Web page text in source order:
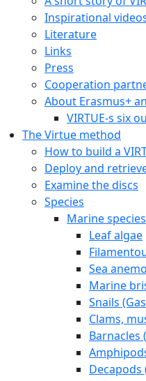
Inspirational
Literature
Links
Press
Cooperation
About Erasmus+
VIRTUE-s six
The Virtue method
How to build a
Deploy and
Examine the discs
Species
Marine species
Leaf algae
Sea
Marine
Snails
Clams,
Barnacles
Decapods